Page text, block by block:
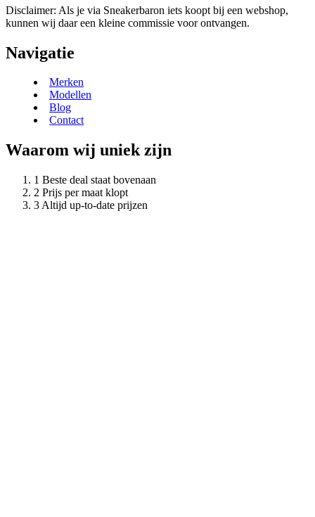
Disclaimer: Als je via Sneakerbaron iets koopt bij een webshop,
kunnen wij daar een kleine commissie voor ontvangen.
Navigatie
Merken
Modellen
Blog
Contact
Waarom wij uniek zijn
Beste deal staat bovenaan
Prijs per maat klopt
Altijd up-to-date prijzen